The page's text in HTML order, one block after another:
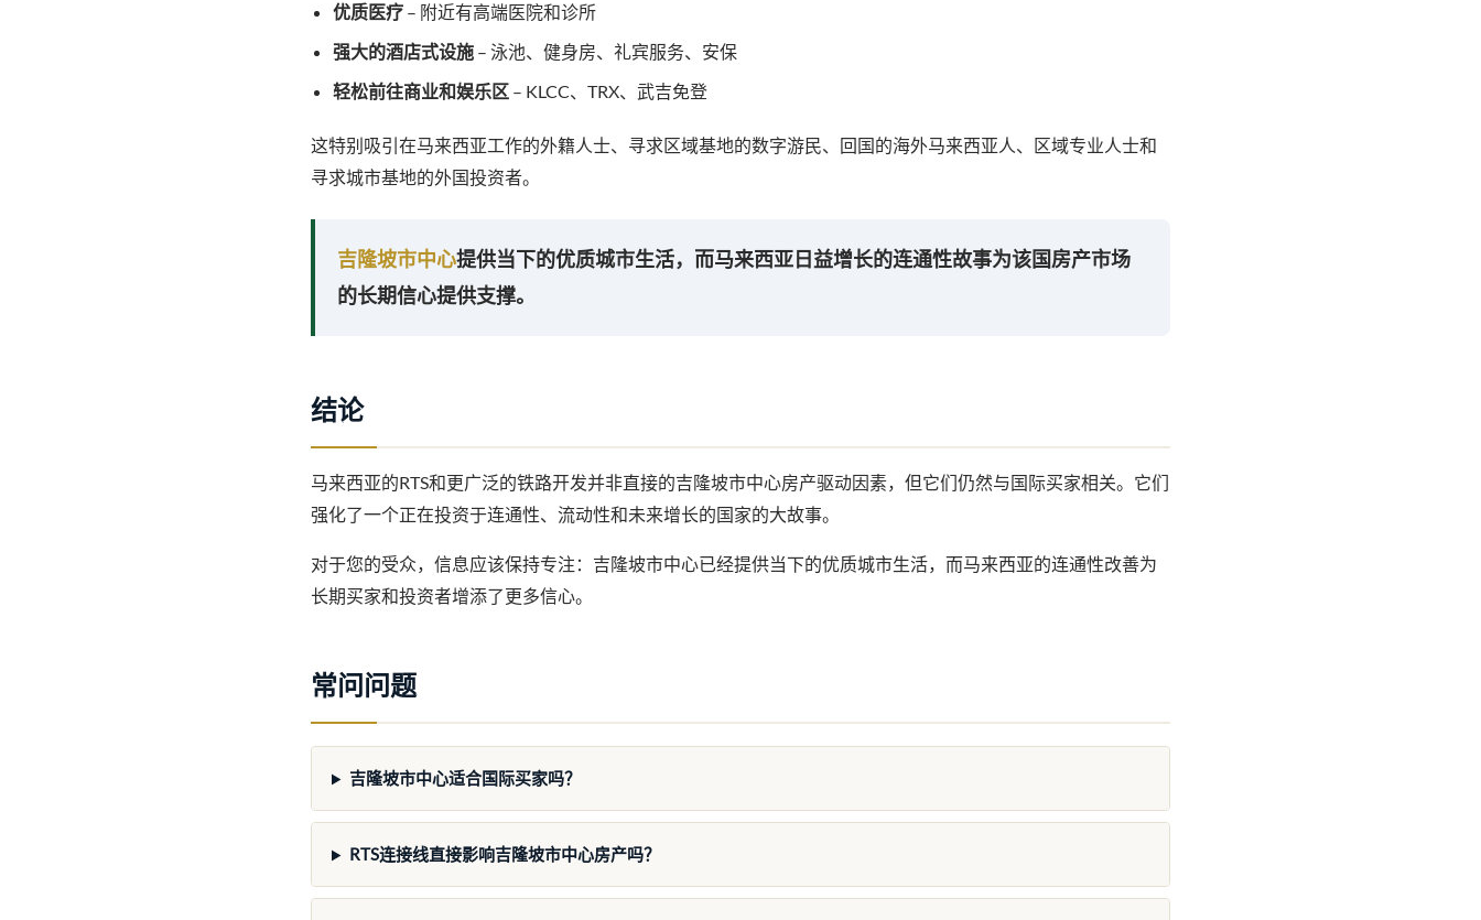
优质医疗 – 附近有高端医院和诊所
强大的酒店式设施 – 泳池、健身房、礼宾服务、安保
轻松前往商业和娱乐区 – KLCC、TRX、武吉免登
这特别吸引在马来西亚工作的外籍人士、寻求区域基地的数字游民、回国的海外马来西亚人、区域专业人士和
寻求城市基地的外国投资者。
吉隆坡市中心提供当下的优质城市生活，而马来西亚日益增长的连通性故事为该国房产市场
的长期信心提供支撑。
结论
马来西亚的RTS和更广泛的铁路开发并非直接的吉隆坡市中心房产驱动因素，但它们仍然与国际买家相关。它们
强化了一个正在投资于连通性、流动性和未来增长的国家的大故事。
对于您的受众，信息应该保持专注：吉隆坡市中心已经提供当下的优质城市生活，而马来西亚的连通性改善为
长期买家和投资者增添了更多信心。
常问问题
吉隆坡市中心适合国际买家吗？
RTS连接线直接影响吉隆坡市中心房产吗？